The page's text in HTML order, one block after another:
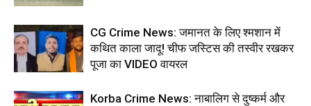
CG Crime News: जमानत के लिए श्मशान में
कथित काला जादू! चीफ जस्टिस की तस्वीर रखकर
पूजा का VIDEO वायरल
Korba Crime News: नाबालिग से दुष्कर्म और